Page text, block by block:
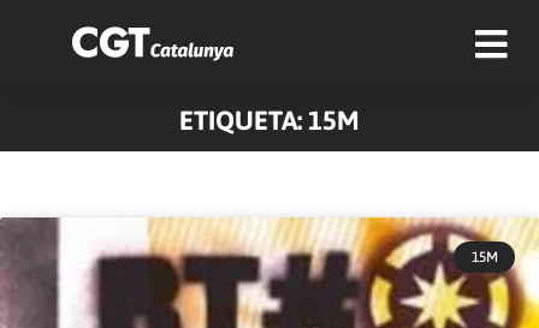
ETIQUETA: 15M
15M